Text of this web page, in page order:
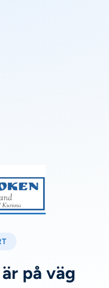
på väg